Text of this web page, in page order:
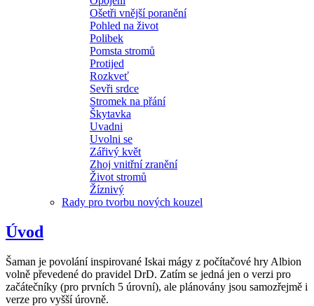
Ošetři vnější poranění
Pohled na život
Polibek
Pomsta stromů
Protijed
Rozkveť
Sevři srdce
Stromek na přání
Škytavka
Uvadni
Uvolni se
Zářivý květ
Zhoj vnitřní zranění
Život stromů
Žíznivý
Rady pro tvorbu nových kouzel
Úvod
Šaman je povolání inspirované Iskai mágy z počítačové hry Albion
volně převedené do pravidel DrD. Zatím se jedná jen o verzi pro
začátečníky (pro prvních 5 úrovní), ale plánovány jsou samozřejmě i
verze pro vyšší úrovně.